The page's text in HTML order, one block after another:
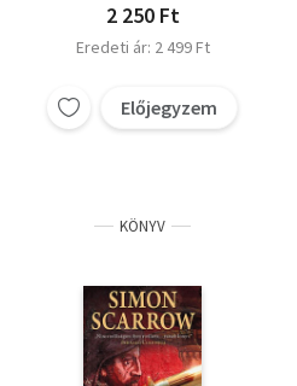
2 250 Ft
Eredeti ár: 2 499 Ft
Előjegyzem
KÖNYV